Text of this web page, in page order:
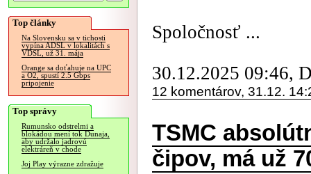
Top články
Na Slovensku sa v tichosti
vypína ADSL v lokalitách s
VDSL, už 31. mája
Orange sa doťahuje na UPC
a O2, spustí 2.5 Gbps
pripojenie
Top správy
Rumunsko odstrelmi a
blokádou mení tok Dunaja,
aby udržalo jadrovú
elektráreň v chode
Joj Play výrazne zdražuje
Spoločnosť ...
30.12.2025 09:46,
12 komentárov, 31.12.
TSMC
čipov, má už